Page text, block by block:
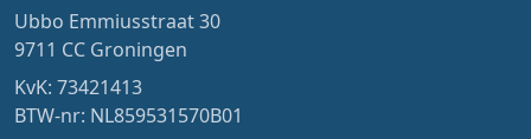
Ubbo Emmiusstraat 30
9711 CC Groningen
KvK: 73421413
BTW-nr: NL859531570B01